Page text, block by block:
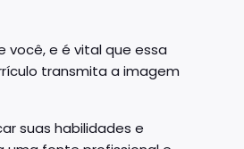
você, e é vital que essa
transmita a imagem
suas habilidades e